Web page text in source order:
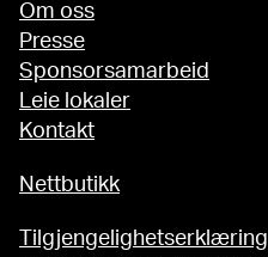
Om oss
Presse
Sponsorsamarbeid
Leie lokaler
Kontakt
Nettbutikk
Tilgjengelighetserklæring